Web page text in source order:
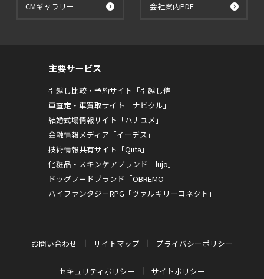
CMギャラリー 会社案内PDF
主要サービス
引越し比較・予約サイト「引越し侍」
車査定・車買取サイト「ナビクル」
結婚式場情報サイト「ハナユメ」
金融情報メディア「イーデス」
技術情報共有サイト「Qiita」
化粧品・スキンケアブランド「lujo」
ドッグフードブランド「OBREMO」
ハイファンタジーRPG「ヴァルキリーコネクト」
お問い合わせ サイトマップ プライバシーポリシー
セキュリティポリシー サイトポリシー